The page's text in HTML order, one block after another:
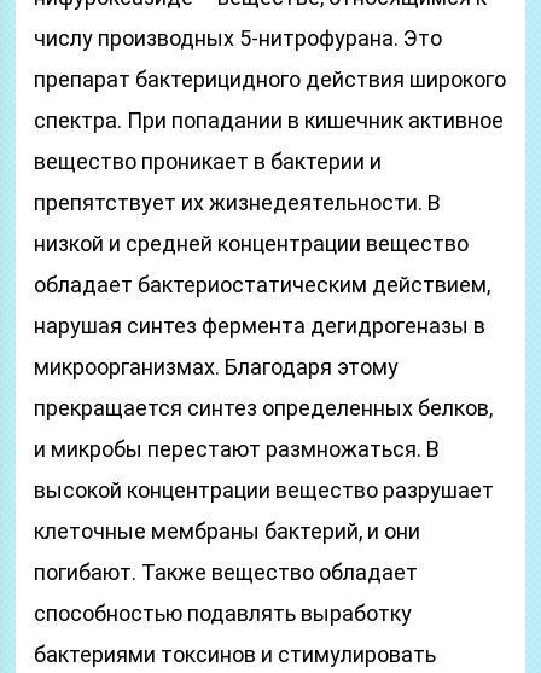
числу производных 5-нитрофурана. Это
препарат бактерицидного действия широкого
спектра. При попадании в кишечник активное
вещество проникает в бактерии и
препятствует их жизнедеятельности. В
низкой и средней концентрации вещество
обладает бактериостатическим действием,
нарушая синтез фермента дегидрогеназы в
микроорганизмах. Благодаря этому
прекращается синтез определенных белков,
и микробы перестают размножаться. В
высокой концентрации вещество разрушает
клеточные мембраны бактерий, и они
погибают. Также вещество обладает
способностью подавлять выработку
бактериями токсинов и стимулировать